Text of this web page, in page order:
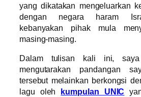
yang dikatakan mengeluarkan
dengan negara haram
kebanyakan pihak mula
masing-masing.
Dalam tulisan kali ini,
mengutarakan pandangan
tersebut melainkan berkongsi
lagu oleh kumpulan UNIC